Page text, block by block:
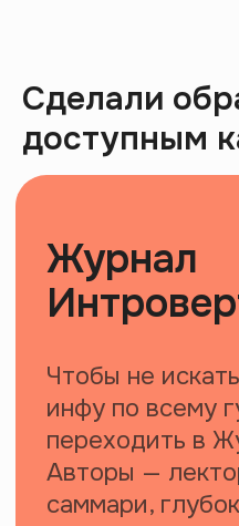
Сделали
доступным
Эпидемия стыда: как